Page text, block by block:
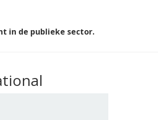
in de publieke sector.